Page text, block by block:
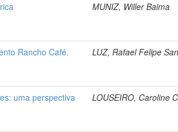
MUNIZ, Willer Baima
Rancho Café. LUZ, Rafael Felipe
uma perspectiva
LOUSEIRO, Caroline